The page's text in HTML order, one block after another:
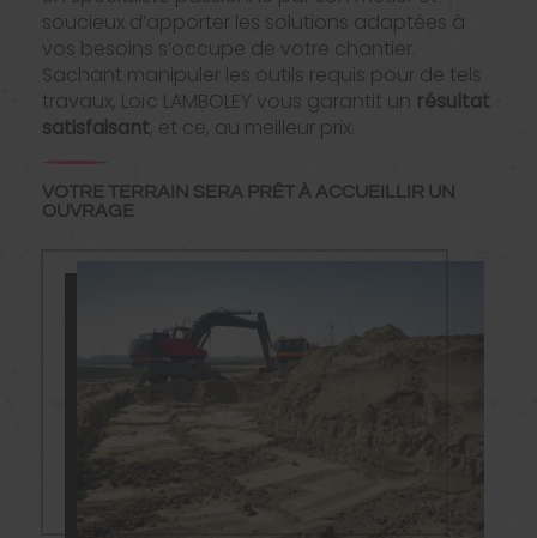
soucieux d’apporter les solutions adaptées à
vos besoins s’occupe de votre chantier.
Sachant manipuler les outils requis pour de tels
travaux, Loïc LAMBOLEY vous garantit un résultat
satisfaisant, et ce, au meilleur prix.
VOTRE TERRAIN SERA PRÊT À ACCUEILLIR UN
OUVRAGE